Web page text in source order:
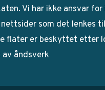
Vi har ikke ansvar for
som det lenkes
flater er beskyttet etter
åndsverk